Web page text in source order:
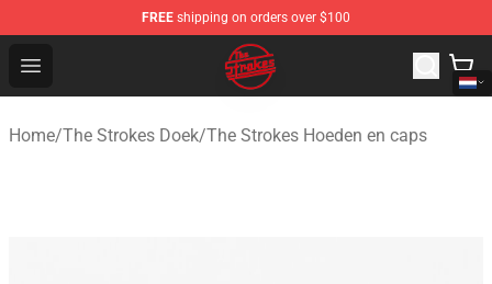
FREE shipping on orders over $100
Open menu
The Strokes Shop - Official The Strokes Merchandise
Home/The Strokes Doek/The Strokes Hoeden en caps